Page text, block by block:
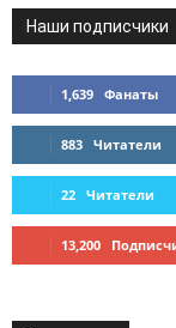
Наши подписчики
1,639 Фанаты
883 Читатели
22 Читатели
13,200